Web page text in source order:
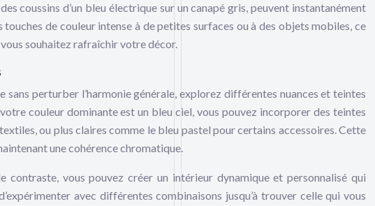
coussins d’un bleu électrique sur un canapé gris, peuvent instantanément
touches de couleur intense à de petites surfaces ou à des objets mobiles, ce
souhaitez rafraîchir votre décor.
perturber l’harmonie générale, explorez différentes nuances et teintes
couleur dominante est un bleu ciel, vous pouvez incorporer des teintes
ou plus claires comme le bleu pastel pour certains accessoires. Cette
une cohérence chromatique.
contraste, vous pouvez créer un intérieur dynamique et personnalisé qui
avec différentes combinaisons jusqu’à trouver celle qui vous